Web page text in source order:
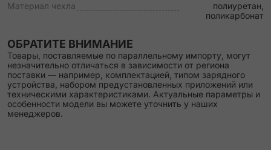
Материал чехла
полиуретан,
поликарбонат
ОБРАТИТЕ ВНИМАНИЕ
Товары, поставляемые по параллельному импорту, могут
незначительно отличаться в зависимости от региона
поставки — например, комплектацией, типом зарядного
устройства, набором предустановленных приложений или
техническими характеристиками. Актуальные параметры и
особенности модели вы можете уточнить у наших
менеджеров.